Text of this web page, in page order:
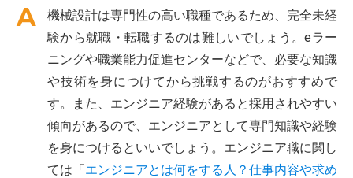
機械設計は専門性の高い職種であるため、完全未経
験から就職・転職するのは難しいでしょう。eラー
ニングや職業能力促進センターなどで、必要な知識
や技術を身につけてから挑戦するのがおすすめで
す。また、エンジニア経験があると採用されやすい
傾向があるので、エンジニアとして専門知識や経験
を身につけるといいでしょう。エンジニア職に関し
ては「エンジニアとは何をする人？仕事内容や求め